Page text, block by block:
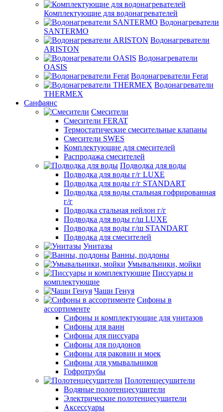
Комплектующие для водонагревателей
Водонагреватели
SANTERMO
Водонагреватели
ARISTON
Водонагреватели
OASIS
Водонагреватели Ferat
Водонагреватели
THERMEX
Санфаянс
Смесители
Смесители FERAT
Термостатические смесительные клапаны
Смесители SWES
Комплектующие для смесителей
Распродажа смесителей
Подводка для воды
Подводка для воды г/г LUXE
Подводка для воды г/г STANDART
Подводка для воды стальная гофрированная
г/г
Подводка стальная нейлон г/г
Подводка для воды г/ш LUXE
Подводка для воды г/ш STANDART
Подводка для смесителей
Унитазы
Ванны, поддоны
Умывальники, мойки
Писсуары и
комплектующие
Чаши Генуя
Сифоны в
ассортименте
Сифоны и комплектующие для унитазов
Сифоны для ванн
Сифоны для писсуара
Сифоны для поддонов
Сифоны для раковин и моек
Сифоны для умывальников
Гофротрубы
Полотенцесушители
Водяные полотенцесушители
Электрические полотенцесушители
Аксессуары